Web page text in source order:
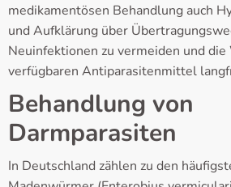
medikamentösen Behandlung auch
und Aufklärung über
Neuinfektionen zu vermeiden und
verfügbaren Antiparasitenmittel
Behandlung von
Darmparasiten
In Deutschland zählen zu den